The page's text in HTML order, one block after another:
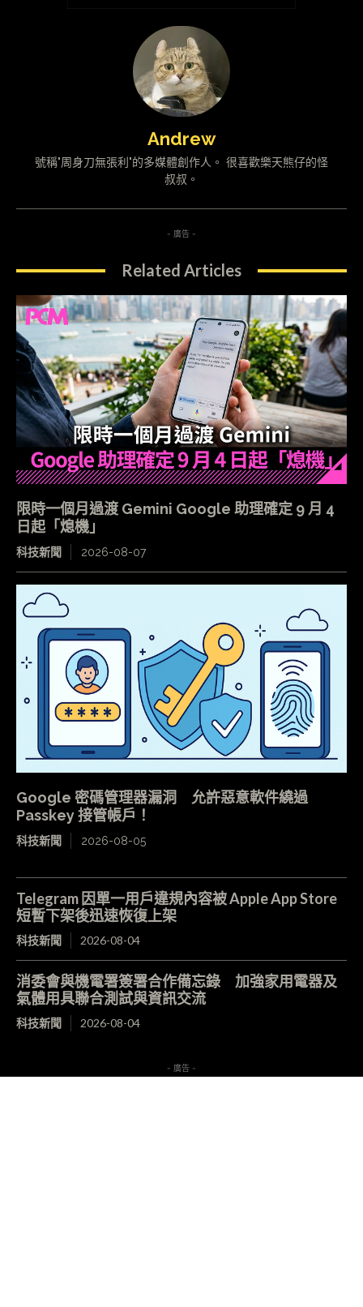
Andrew
號稱"周身刀無張利"的多媒體創作人。 很喜歡樂天熊仔的怪
叔叔。
- 廣告 -
Related Articles
限時一個月過渡 Gemini Google 助理確定 9 月 4
日起「熄機」
科技新聞 2026-08-07
Google 密碼管理器漏洞 允許惡意軟件繞過
Passkey 接管帳戶！
科技新聞 2026-08-05
Telegram 因單一用戶違規內容被 Apple App Store
短暫下架後迅速恢復上架
科技新聞 2026-08-04
消委會與機電署簽署合作備忘錄 加強家用電器及
氣體用具聯合測試與資訊交流
科技新聞 2026-08-04
- 廣告 -